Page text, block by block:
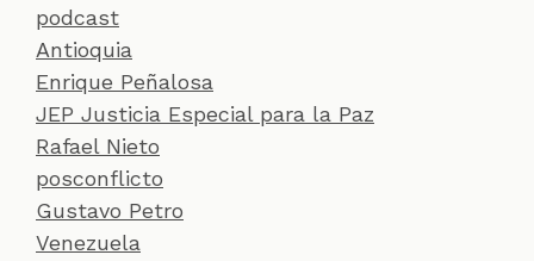
podcast
Antioquia
Enrique Peñalosa
JEP Justicia Especial para la Paz
Rafael Nieto
posconflicto
Gustavo Petro
Venezuela